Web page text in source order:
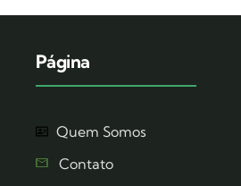
Página
Quem Somos
Contato